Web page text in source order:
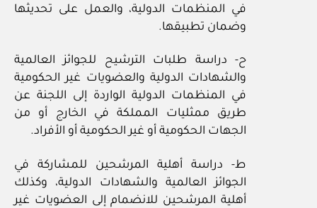
في المنظمات الدولية، والعمل على تحديثها
وضمان تطبيقها.
ح- دراسة طلبات الترشيح للجوائز العالمية
والشهادات الدولية والعضويات غير الحكومية
في المنظمات الدولية الواردة إلى اللجنة عن
طريق ممثليات المملكة في الخارج أو من
الجهات الحكومية أو غير الحكومية أو الأفراد.
ط- دراسة أهلية المرشحين للمشاركة في
الجوائز العالمية والشهادات الدولية، وكذلك
أهلية المرشحين للانضمام إلى العضويات غير